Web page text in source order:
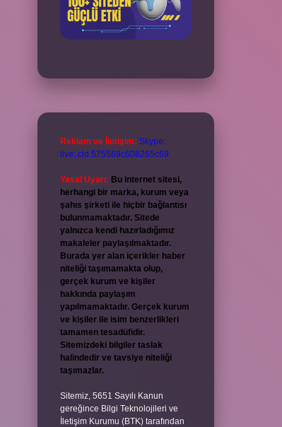
Reklam ve İletişim: Skype:
live:.cid.575569c608265c69
Yasal Uyarı: Bu internet sitesi,
herhangi bir marka, kurum veya
şahıs şirketi ile hiçbir bağlantısı
bulunmamaktadır. Sitede
yalnızca kendi hazırladığımız
makaleler paylaşılmaktadır.
Burada yer alan içerikler haber
niteliği taşımamakta olup,
gerçek kurum ve kişiler
hakkında paylaşım
yapılmamaktadır. Gerçek kurum
ve kişiler ile isim benzerlikleri
tamamen tesadüfidir.
Sitemizdeki bilgiler taslak
halindedir ve tavsiye niteliği
taşımazlar.
Sitemiz, 5651 Sayılı Kanun
gereğince Bilgi Teknolojileri ve
İletişim Kurumu (BTK) tarafından